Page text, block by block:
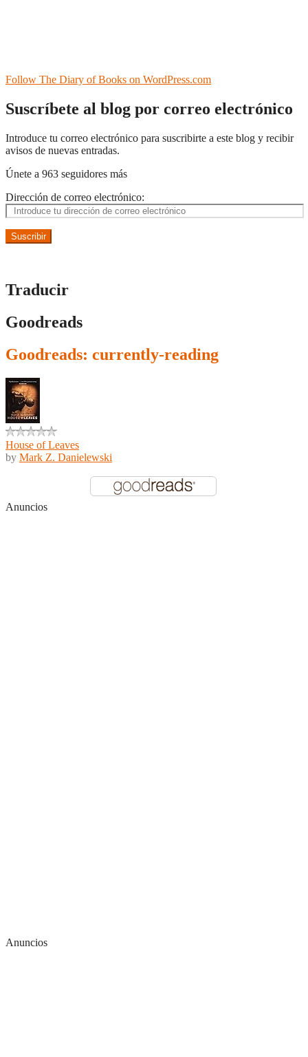
Follow The Diary of Books on WordPress.com
Suscríbete al blog por correo electrónico
Introduce tu correo electrónico para suscribirte a este blog y recibir
avisos de nuevas entradas.
Únete a 963 seguidores más
Dirección de correo electrónico:
Suscribir
Traducir
Goodreads
Goodreads: currently-reading
House of Leaves
by Mark Z. Danielewski
Anuncios
Anuncios